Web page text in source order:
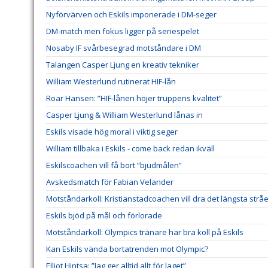
Nyförvärven och Eskils imponerade i DM-seger
DM-match men fokus ligger på seriespelet
Nosaby IF svårbesegrad motståndare i DM
Talangen Casper Ljung en kreativ tekniker
William Westerlund rutinerat HIF-lån
Roar Hansen: ”HIF-lånen höjer truppens kvalitet”
Casper Ljung & William Westerlund lånas in
Eskils visade hög moral i viktig seger
William tillbaka i Eskils - come back redan ikväll
Eskilscoachen vill få bort ”bjudmålen”
Avskedsmatch för Fabian Velander
Motståndarkoll: Kristianstadcoachen vill dra det längsta
Eskils bjöd på mål och förlorade
Motståndarkoll: Olympics tränare har bra koll på Eskils
Kan Eskils vända bortatrenden mot Olympic?
Elliot Hintsa: ”Jag ger alltid allt för laget”